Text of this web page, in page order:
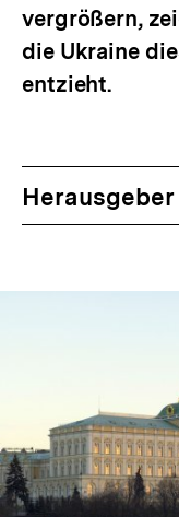
vergrößern,
die Ukraine
entzieht.